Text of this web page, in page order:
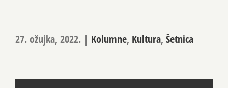
27. ožujka, 2022. | Kolumne, Kultura, Šetnica